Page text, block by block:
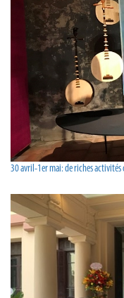
30 avril-1er mai: de riches activités